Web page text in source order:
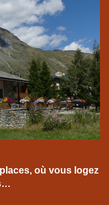
où vous logez